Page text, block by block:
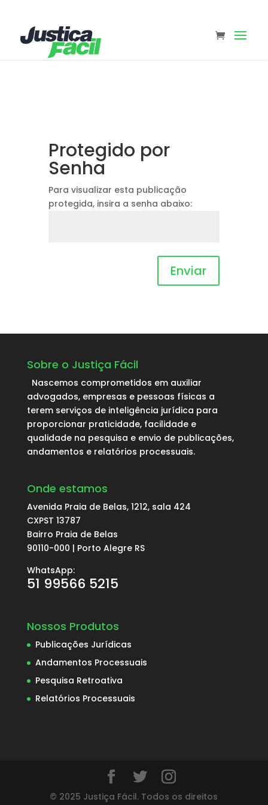
Protegido por
Senha
Para visualizar esta publicação
protegida, insira a senha abaixo:
Enviar
Sobre o Justiça Fácil
Nascemos comprometidos em auxiliar
advogados, empresas e pessoas físicas a
terem serviços de inteligência jurídica para
proporcionar praticidade, facilidade e
qualidade na pesquisa e envio de publicações,
andamentos e relatórios processuais.
Onde estamos
Avenida Praia de Belas, 1212, sala 424
CXPST 13787
Bairro Praia de Belas
90110-000 | Porto Alegre RS
WhatsApp:
51 99566 5215
Nossos Produtos
Publicações Jurídicas
Andamentos Processuais
Pesquisa Retroativa
Relatórios Processuais
© 2025 Justiça Fácil. Todos os direitos